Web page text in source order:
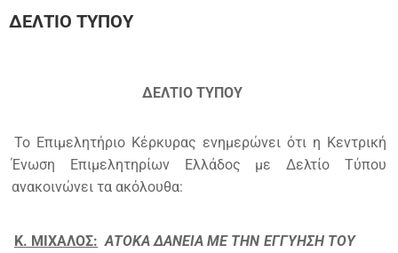
ΔΕΛΤΙΟ ΤΥΠΟΥ
ΔΕΛΤΙΟ ΤΥΠΟΥ
Το Επιμελητήριο Κέρκυρας ενημερώνει ότι η Κεντρική
Ένωση Επιμελητηρίων Ελλάδος με Δελτίο Τύπου
ανακοινώνει τα ακόλουθα:
Κ. ΜΙΧΑΛΟΣ: ΑΤΟΚΑ ΔΑΝΕΙΑ ΜΕ ΤΗΝ ΕΓΓΥΗΣΗ ΤΟΥ